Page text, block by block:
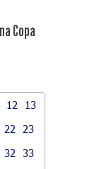
Copa
12
13
22
23
32
33